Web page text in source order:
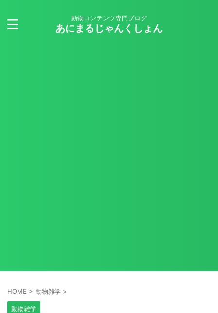
動物コンテンツ専門ブログ
あにまるじゃんくしょん
HOME > 動物雑学 >
動物雑学